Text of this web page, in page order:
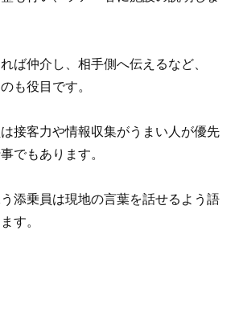
ば仲介し、相手側へ伝えるなど、
も役目です。
接客力や情報収集がうまい人が優先
でもあります。
添乗員は現地の言葉を話せるよう語
す。